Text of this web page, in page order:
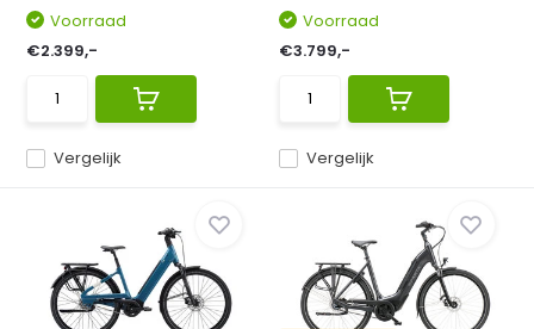
Vergelijk
Voorraad
€2.399,-
Vergelijk
Voorraad
€3.799,-